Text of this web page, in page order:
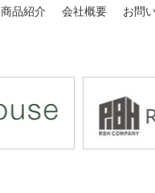
商品紹介 会社概要 お問